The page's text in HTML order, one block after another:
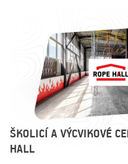
ŠKOLICÍ A VÝCVIKOVÉ
HALL